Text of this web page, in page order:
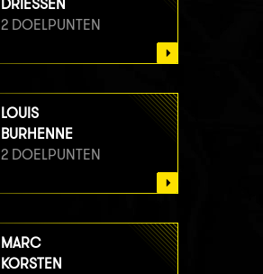
DRIESSEN
2 DOELPUNTEN
LOUIS
BURHENNE
2 DOELPUNTEN
MARC
KORSTEN